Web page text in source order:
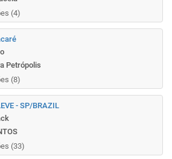
(4)
Petrópolis
(8)
- SP/BRAZIL
(33)